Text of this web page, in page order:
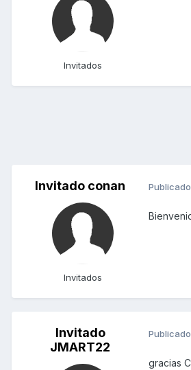
Invitados
Invitado conan
Invitados
Publicado
Invitado
JMART22
Publicado
gracias